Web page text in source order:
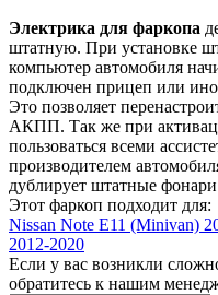
Электрика для фаркопа
штатную. При установке
компьютер автомобиля
подключен прицеп или
Это позволяет
АКПП. Так же при
пользоваться всеми
производителем
дублирует штатные
Этот фаркоп подходит для:
Nissan Note E11 (Minivan)
2012-2020
Если у вас возникли
обратитесь к нашим